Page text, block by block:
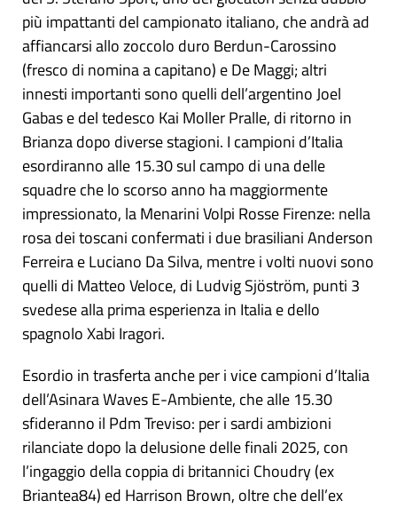
più impattanti del campionato italiano, che andrà ad
affiancarsi allo zoccolo duro Berdun-Carossino
(fresco di nomina a capitano) e De Maggi; altri
innesti importanti sono quelli dell’argentino Joel
Gabas e del tedesco Kai Moller Pralle, di ritorno in
Brianza dopo diverse stagioni. I campioni d’Italia
esordiranno alle 15.30 sul campo di una delle
squadre che lo scorso anno ha maggiormente
impressionato, la Menarini Volpi Rosse Firenze: nella
rosa dei toscani confermati i due brasiliani Anderson
Ferreira e Luciano Da Silva, mentre i volti nuovi sono
quelli di Matteo Veloce, di Ludvig Sjöström, punti 3
svedese alla prima esperienza in Italia e dello
spagnolo Xabi Iragori.
Esordio in trasferta anche per i vice campioni d’Italia
dell’Asinara Waves E-Ambiente, che alle 15.30
sfideranno il Pdm Treviso: per i sardi ambizioni
rilanciate dopo la delusione delle finali 2025, con
l’ingaggio della coppia di britannici Choudry (ex
Briantea84) ed Harrison Brown, oltre che dell’ex